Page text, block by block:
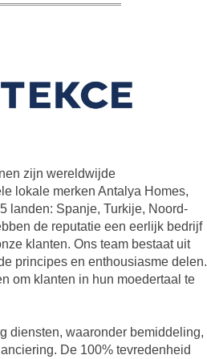
zijn wereldwijde
lokale merken Antalya Homes,
landen: Spanje, Turkije, Noord-
de reputatie een eerlijk bedrijf
klanten. Ons team bestaat uit
principes en enthousiasme delen.
om klanten in hun moedertaal te
diensten, waaronder bemiddeling,
De 100% tevredenheid